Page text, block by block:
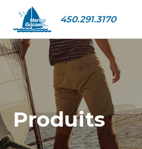
450.291.3170
Produits